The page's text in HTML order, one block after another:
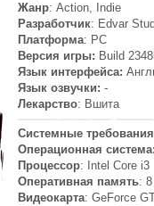
Жанр: Action, Indie
Разработчик: Edvar
Платформа: PC
Версия игры: Build
Язык интерфейса:
Язык озвучки: -
Лекарство: Вшита
Системные
Операционная система:
Процессор: Intel Core i3
Оперативная память:
Видеокарта: GeForce